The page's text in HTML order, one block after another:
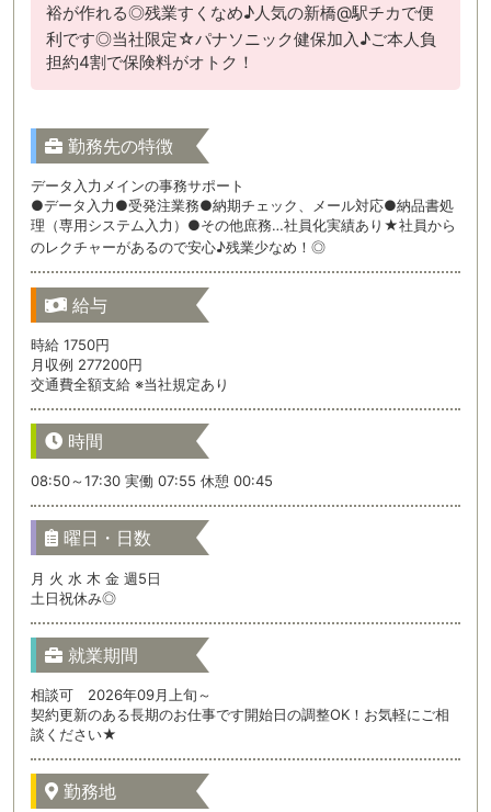
裕が作れる◎残業すくなめ♪人気の新橋@駅チカで便
利です◎当社限定☆パナソニック健保加入♪ご本人負
担約4割で保険料がオトク！
勤務先の特徴
データ入力メインの事務サポート
●データ入力●受発注業務●納期チェック、メール対応●納品書処
理（専用システム入力）●その他庶務…社員化実績あり★社員から
のレクチャーがあるので安心♪残業少なめ！◎
給与
時給 1750円
月収例 277200円
交通費全額支給 ※当社規定あり
時間
08:50～17:30 実働 07:55 休憩 00:45
曜日・日数
月 火 水 木 金 週5日
土日祝休み◎
就業期間
相談可 2026年09月上旬～
契約更新のある長期のお仕事です開始日の調整OK！お気軽にご相
談ください★
勤務地